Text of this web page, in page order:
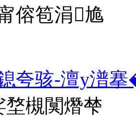
傛笣涓尯
夸骇-澶у潽
堥槻闃熸梺